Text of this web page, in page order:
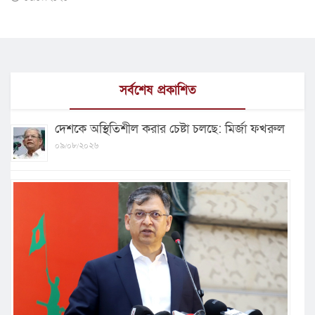
সর্বশেষ প্রকাশিত
দেশকে অস্থিতিশীল করার চেষ্টা চলছে: মির্জা ফখরুল
০৯/০৮/২০২৬